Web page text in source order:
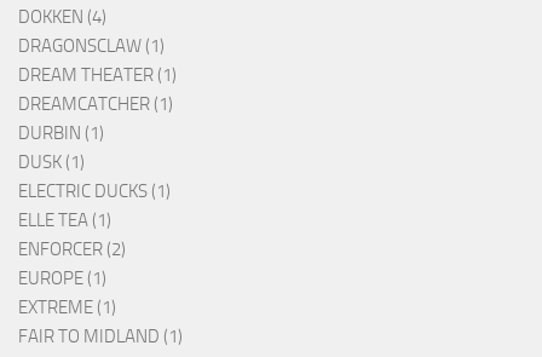
DOKKEN (4)
DRAGONSCLAW (1)
DREAM THEATER (1)
DREAMCATCHER (1)
DURBIN (1)
DUSK (1)
ELECTRIC DUCKS (1)
ELLE TEA (1)
ENFORCER (2)
EUROPE (1)
EXTREME (1)
FAIR TO MIDLAND (1)